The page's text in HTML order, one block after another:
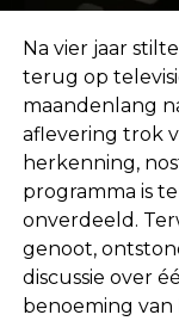
Na vier jaar
terug op
maandenlang
aflevering trok
herkenning,
programma is
onverdeeld.
genoot,
discussie over
benoeming van